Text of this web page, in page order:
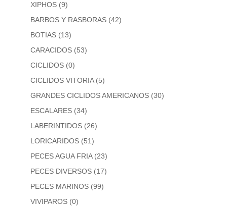
XIPHOS (9)
BARBOS Y RASBORAS (42)
BOTIAS (13)
CARACIDOS (53)
CICLIDOS (0)
CICLIDOS VITORIA (5)
GRANDES CICLIDOS AMERICANOS (30)
ESCALARES (34)
LABERINTIDOS (26)
LORICARIDOS (51)
PECES AGUA FRIA (23)
PECES DIVERSOS (17)
PECES MARINOS (99)
VIVIPAROS (0)